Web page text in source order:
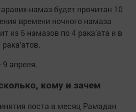
намаз будет прочитан 10
времени ночного намаза
из 5 намазов по 4 рака’ата и в
апреля.
кому и зачем
поста в месяц Рамадан